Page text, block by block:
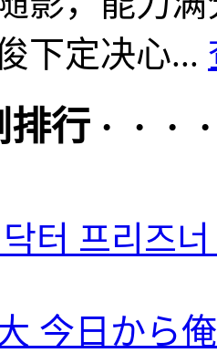
下定决心...
排行 · · ·
터 프리즈
今日から